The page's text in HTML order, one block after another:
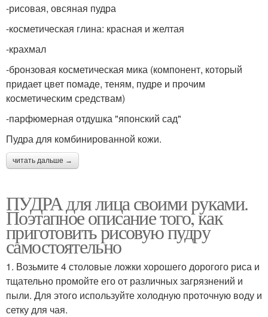
-рисовая, овсяная пудра
-косметическая глина: красная и желтая
-крахмал
-бронзовая косметическая мика (компонент, который
придает цвет помаде, теням, пудре и прочим
косметическим средствам)
-парфюмерная отдушка "японский сад"
Пудра для комбинированной кожи.
читать дальше →
ПУДРА для лица своими руками.
Поэтапное описание того, как
приготовить рисовую пудру
самостоятельно
1. Возьмите 4 столовые ложки хорошего дорогого риса и
тщательно промойте его от различных загрязнений и
пыли. Для этого используйте холодную проточную воду и
сетку для чая.